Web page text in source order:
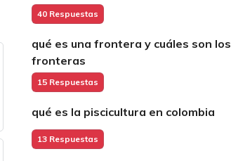
40 Respuestas
qué es una frontera y cuáles son
fronteras
15 Respuestas
qué es la piscicultura en colombia
13 Respuestas